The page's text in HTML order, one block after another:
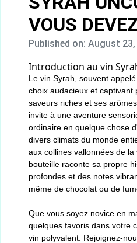
VOUS
Published on: August
Introduction au vin
Le vin Syrah, souvent
choix audacieux et captivant
saveurs riches et ses
invite à une aventure
ordinaire en quelque chose
divers climats du monde
aux collines vallonnées de
bouteille raconte sa propre
profondes et des notes
même de chocolat ou de
Que vous soyez novice en
quelques favoris dans votre
vin polyvalent. Rejoignez-